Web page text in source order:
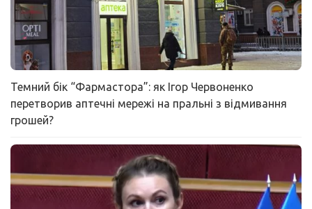
Темний бік “Фармастора”: як Ігор Червоненко
перетворив аптечні мережі на пральні з відмивання
грошей?